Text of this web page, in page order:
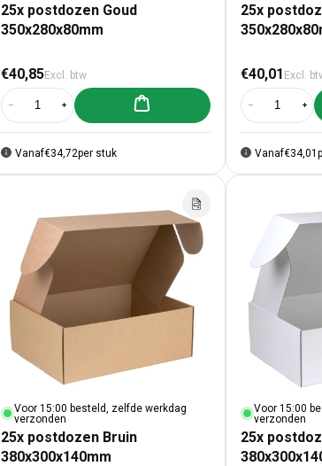
25x postdozen Goud
350x280x80mm
Normale prijs
€40,85Excl. btw
Aantal verlagen voor 25x postdozen Goud 350x280x80mm
Aantal verhogen voor 25x postdozen Goud
Aan winkelwagen toevoegen
Vanaf€34,72per stuk
25x
€40,01 Excl.
Aantal
Vanaf€34,01
Voor 15:00 besteld, zelfde werkdag
verzonden
25x postdozen Bruin
380x300x140mm
Voor 15:00
verzonden
25x